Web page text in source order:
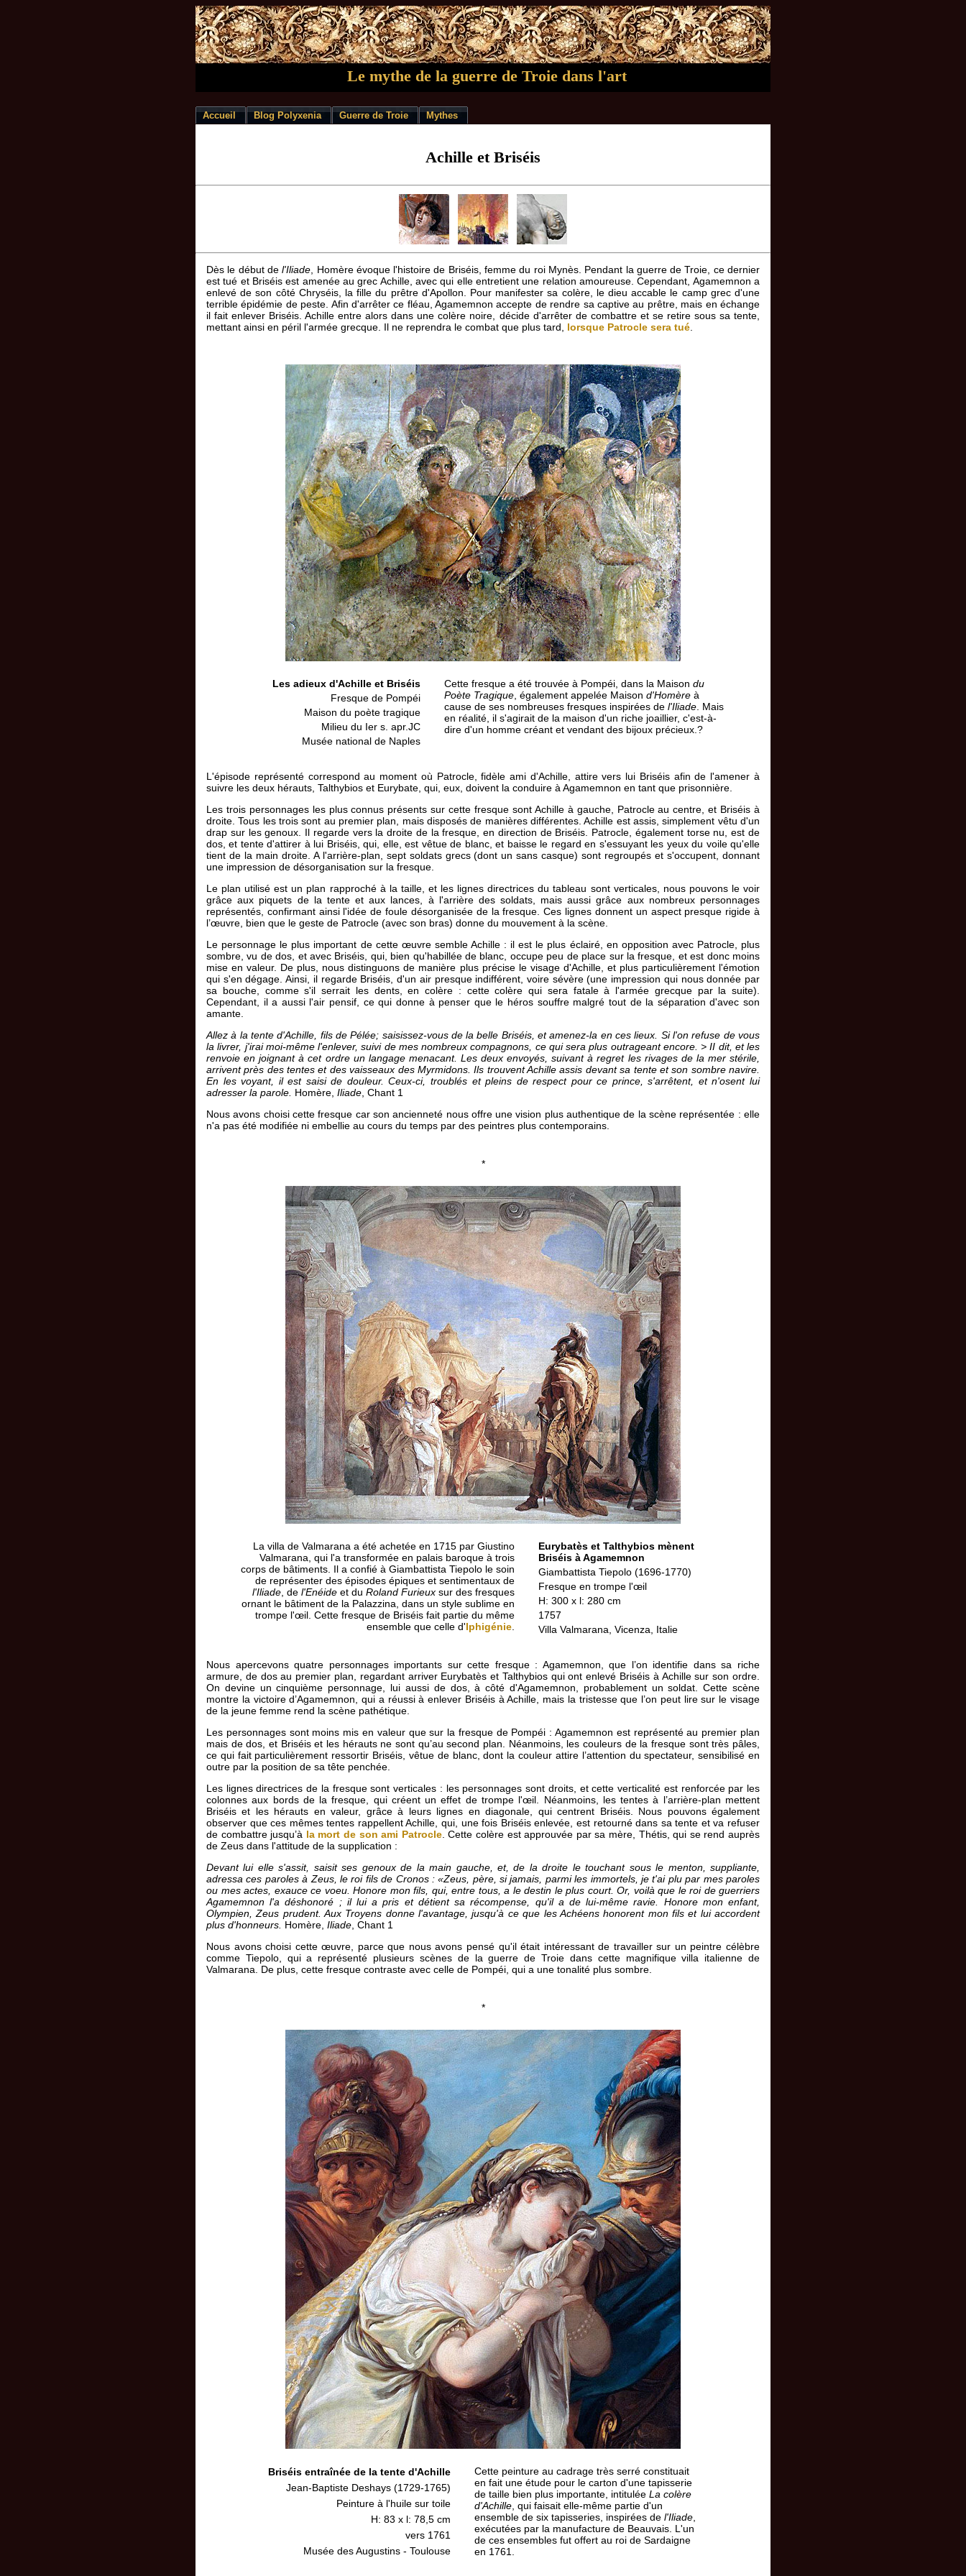
Le mythe de la guerre de Troie dans l'art
Accueil Blog Polyxenia Guerre de Troie Mythes
Achille et Briséis
Dès le début del'Iliade , Homère évoque l'histoire de Briséis, femme du roi Mynès. Pendant la guerre de Troie, ce dernier
est tué et Briséis est amenée au grec Achille, avec qui elle entretient une relation amoureuse. Cependant, Agamemnon a
enlevé de son côté Chryséis, la fille du prêtre d'Apollon. Pour manifester sa colère, le dieu accable le camp grec d'une
terrible épidémie de peste. Afin d'arrêter ce fléau, Agamemnon accepte de rendre sa captive au prêtre, mais en échange
il fait enlever Briséis. Achille entre alors dans une colère noire, décide d'arrêter de combattre et se retire sous sa tente,
mettant ainsi en péril l'armée grecque. Il ne reprendra le combat que plus tard, lorsque Patrocle sera tué
Les adieux d'Achille et Briséis Cette fresque a été trouvée à Pompéi, dans la Maison du
Poète Tragique , également appelée Maison d'Homère à
cause de ses nombreuses fresques inspirées de l'Iliade . Mais
en réalité, il s'agirait de la maison d'un riche joaillier, c'est-à-
dire d'un homme créant et vendant des bijoux précieux.?
Fresque de Pompéi
Maison du poète tragique
Milieu du Ier s. apr.JC
Musée national de Naples
L'épisode représenté correspond au moment où Patrocle, fidèle ami d'Achille, attire vers lui Briséis afin de l'amener à
suivre les deux hérauts, Talthybios et Eurybate, qui, eux, doivent la conduire à Agamemnon en tant que prisonnière.
Les trois personnages les plus connus présents sur cette fresque sont Achille à gauche, Patrocle au centre, et Briséis à
droite. Tous les trois sont au premier plan, mais disposés de manières différentes. Achille est assis, simplement vêtu d'un
drap sur les genoux. Il regarde vers la droite de la fresque, en direction de Briséis. Patrocle, également torse nu, est de
dos, et tente d'attirer à lui Briséis, qui, elle, est vêtue de blanc, et baisse le regard en s'essuyant les yeux du voile qu'elle
tient de la main droite. A l'arrière-plan, sept soldats grecs (dont un sans casque) sont regroupés et s'occupent, donnant
une impression de désorganisation sur la fresque.
Le plan utilisé est un plan rapproché à la taille, et les lignes directrices du tableau sont verticales, nous pouvons le voir
grâce aux piquets de la tente et aux lances, à l'arrière des soldats, mais aussi grâce aux nombreux personnages
représentés, confirmant ainsi l'idée de foule désorganisée de la fresque. Ces lignes donnent un aspect presque rigide à
l’œuvre, bien que le geste de Patrocle (avec son bras) donne du mouvement à la scène.
Le personnage le plus important de cette œuvre semble Achille : il est le plus éclairé, en opposition avec Patrocle, plus
sombre, vu de dos, et avec Briséis, qui, bien qu'habillée de blanc, occupe peu de place sur la fresque, et est donc moins
mise en valeur. De plus, nous distinguons de manière plus précise le visage d'Achille, et plus particulièrement l'émotion
qui s'en dégage. Ainsi, il regarde Briséis, d'un air presque indifférent, voire sévère (une impression qui nous donnée par
sa bouche, comme s'il serrait les dents, en colère : cette colère qui sera fatale à l'armée grecque par la suite).
Cependant, il a aussi l'air pensif, ce qui donne à penser que le héros souffre malgré tout de la séparation d'avec son
amante.
Allez à la tente d'Achille, fils de Pélée; saisissez-vous de la belle Briséis, et amenez-la en ces lieux. Si l'on refuse de vous
la livrer, j'irai moi-même l'enlever, suivi de mes nombreux compagnons, ce qui sera plus outrageant encore. > II dit, et les
renvoie en joignant à cet ordre un langage menacant. Les deux envoyés, suivant à regret les rivages de la mer stérile,
arrivent près des tentes et des vaisseaux des Myrmidons. Ils trouvent Achille assis devant sa tente et son sombre navire.
En les voyant, il est saisi de douleur. Ceux-ci, troublés et pleins de respect pour ce prince, s'arrêtent, et n'osent lui
adresser la parole. Homère, Iliade , Chant 1
Nous avons choisi cette fresque car son ancienneté nous offre une vision plus authentique de la scène représentée : elle
n'a pas été modifiée ni embellie au cours du temps par des peintres plus contemporains.
*
La villa de Valmarana a été achetée en 1715 par Giustino
Valmarana, qui l'a transformée en palais baroque à trois
corps de bâtiments. Il a confié à Giambattista Tiepolo le soin
de représenter des épisodes épiques et sentimentaux de
l'Iliade , de l'Enéide et du Roland Furieux sur des fresques
ornant le bâtiment de la Palazzina, dans un style sublime en
trompe l'œil. Cette fresque de Briséis fait partie du même
ensemble que celle d'Iphigénie
Eurybatès et Talthybios mènent
Briséis à Agamemnon
Giambattista Tiepolo (1696-1770)
Fresque en trompe l'œil
H: 300 x l: 280 cm
1757
Villa Valmarana, Vicenza, Italie
Nous apercevons quatre personnages importants sur cette fresque : Agamemnon, que l’on identifie dans sa riche
armure, de dos au premier plan, regardant arriver Eurybatès et Talthybios qui ont enlevé Briséis à Achille sur son ordre.
On devine un cinquième personnage, lui aussi de dos, à côté d'Agamemnon, probablement un soldat. Cette scène
montre la victoire d’Agamemnon, qui a réussi à enlever Briséis à Achille, mais la tristesse que l’on peut lire sur le visage
de la jeune femme rend la scène pathétique.
Les personnages sont moins mis en valeur que sur la fresque de Pompéi : Agamemnon est représenté au premier plan
mais de dos, et Briséis et les hérauts ne sont qu’au second plan. Néanmoins, les couleurs de la fresque sont très pâles,
ce qui fait particulièrement ressortir Briséis, vêtue de blanc, dont la couleur attire l’attention du spectateur, sensibilisé en
outre par la position de sa tête penchée.
Les lignes directrices de la fresque sont verticales : les personnages sont droits, et cette verticalité est renforcée par les
colonnes aux bords de la fresque, qui créent un effet de trompe l'œil. Néanmoins, les tentes à l’arrière-plan mettent
Briséis et les hérauts en valeur, grâce à leurs lignes en diagonale, qui centrent Briséis. Nous pouvons également
observer que ces mêmes tentes rappellent Achille, qui, une fois Briséis enlevée, est retourné dans sa tente et va refuser
de combattre jusqu’à la mort de son ami Patrocle. Cette colère est approuvée par sa mère, Thétis, qui se rend auprès
de Zeus dans l'attitude de la supplication :
Devant lui elle s'assit, saisit ses genoux de la main gauche, et, de la droite le touchant sous le menton, suppliante,
adressa ces paroles à Zeus, le roi fils de Cronos : «Zeus, père, si jamais, parmi les immortels, je t'ai plu par mes paroles
ou mes actes, exauce ce voeu. Honore mon fils, qui, entre tous, a le destin le plus court. Or, voilà que le roi de guerriers
Agamemnon l'a déshonoré ; il lui a pris et détient sa récompense, qu'il a de lui-même ravie. Honore mon enfant,
Olympien, Zeus prudent. Aux Troyens donne l'avantage, jusqu'à ce que les Achéens honorent mon fils et lui accordent
plus d'honneurs. Homère, Iliade , Chant 1
Nous avons choisi cette œuvre, parce que nous avons pensé qu'il était intéressant de travailler sur un peintre célèbre
comme Tiepolo, qui a représenté plusieurs scènes de la guerre de Troie dans cette magnifique villa italienne de
Valmarana. De plus, cette fresque contraste avec celle de Pompéi, qui a une tonalité plus sombre.
*
Briséis entraînée de la tente d'Achille
Cette peinture au cadrage très serré constituait
en fait une étude pour le carton d'une tapisserie
de taille bien plus importante, intitulée La colère
d'Achille , qui faisait elle-même partie d'un
ensemble de six tapisseries, inspirées de l'Iliade
exécutées par la manufacture de Beauvais. L'un
de ces ensembles fut offert au roi de Sardaigne
en 1761.
Jean-Baptiste Deshays (1729-1765)
Peinture à l'huile sur toile
H: 83 x l: 78,5 cm
vers 1761
Musée des Augustins - Toulouse